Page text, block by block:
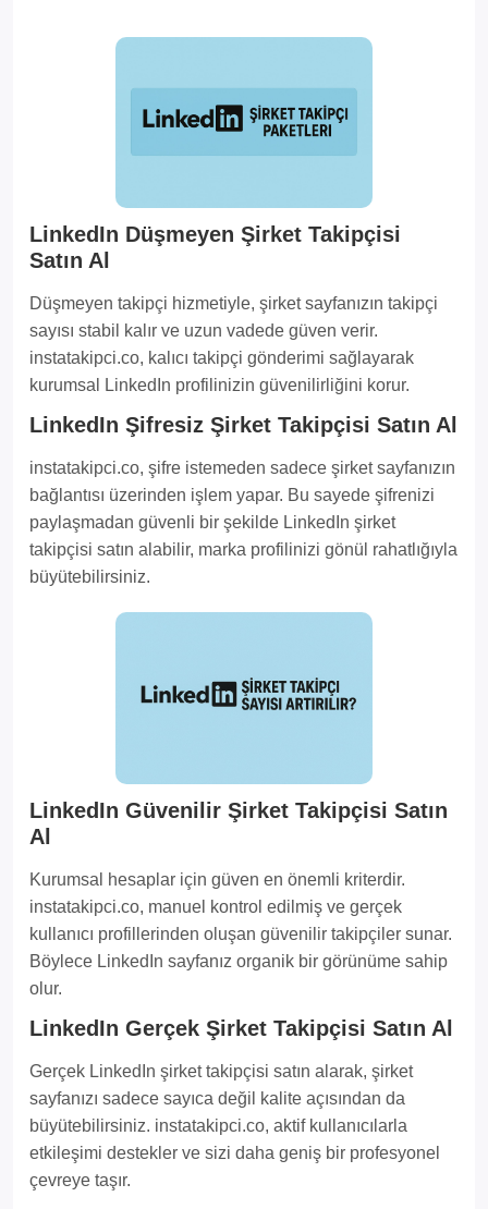
LinkedIn Düşmeyen Şirket Takipçisi
Satın Al
Düşmeyen takipçi hizmetiyle, şirket sayfanızın takipçi
sayısı stabil kalır ve uzun vadede güven verir.
instatakipci.co, kalıcı takipçi gönderimi sağlayarak
kurumsal LinkedIn profilinizin güvenilirliğini korur.
LinkedIn Şifresiz Şirket Takipçisi Satın Al
instatakipci.co, şifre istemeden sadece şirket sayfanızın
bağlantısı üzerinden işlem yapar. Bu sayede şifrenizi
paylaşmadan güvenli bir şekilde LinkedIn şirket
takipçisi satın alabilir, marka profilinizi gönül rahatlığıyla
büyütebilirsiniz.
LinkedIn Güvenilir Şirket Takipçisi Satın
Al
Kurumsal hesaplar için güven en önemli kriterdir.
instatakipci.co, manuel kontrol edilmiş ve gerçek
kullanıcı profillerinden oluşan güvenilir takipçiler sunar.
Böylece LinkedIn sayfanız organik bir görünüme sahip
olur.
LinkedIn Gerçek Şirket Takipçisi Satın Al
Gerçek LinkedIn şirket takipçisi satın alarak, şirket
sayfanızı sadece sayıca değil kalite açısından da
büyütebilirsiniz. instatakipci.co, aktif kullanıcılarla
etkileşimi destekler ve sizi daha geniş bir profesyonel
çevreye taşır.